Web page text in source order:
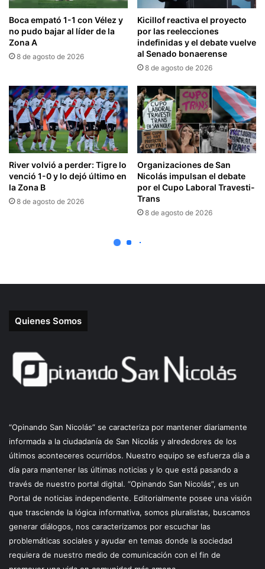
Quienes Somos
“Opinando San Nicolás” se caracteriza por mantener diariamente
informada a la ciudadanía de San Nicolás y alrededores de los
últimos aconteceres ocurridos. Nuestro equipo se esfuerza día a
día para mantener las últimas noticias y lo que está pasando a
través de nuestro portal digital. “Opinando San Nicolás”, es un
Portal de noticias independiente. Editorialmente posee una visión
que trasciende la lógica informativa, somos pluralistas, buscamos
generar diálogos, nos caracterizamos por escuchar las
problemáticas sociales y ayudar en temas donde la sociedad
requiera de nuestro medio de comunicación con el fin de